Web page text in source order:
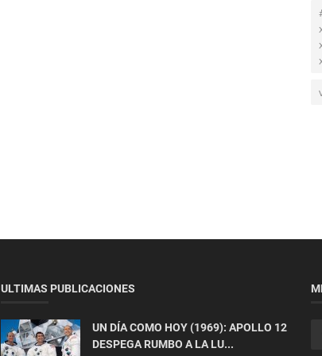
ULTIMAS PUBLICACIONES
UN DÍA COMO HOY (1969): APOLLO 12
DESPEGA RUMBO A LA LU...